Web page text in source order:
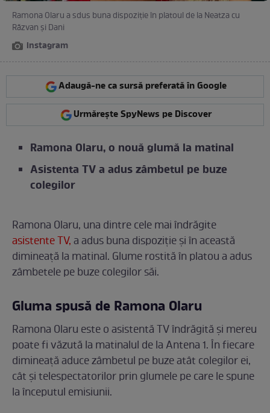
Ramona Olaru a sdus buna dispoziție în platoul de la Neatza cu
Răzvan și Dani
instagram
Adaugă-ne ca sursă preferată în Google
Urmărește SpyNews pe Discover
Ramona Olaru, o nouă glumă la matinal
Asistenta TV a adus zâmbetul pe buze
colegilor
Ramona Olaru, una dintre cele mai îndrăgite
asistente TV,a adus buna dispoziție și în această
dimineață la matinal. Glume rostită în platou a adus
zâmbetele pe buze colegilor săi.
Gluma spusă de Ramona Olaru
Ramona Olaru este o asistentă TV îndrăgită și mereu
poate fi văzută la matinalul de la Antena 1. În fiecare
dimineață aduce zâmbetul pe buze atât colegilor ei,
cât și telespectatorilor prin glumele pe care le spune
la începutul emisiunii.